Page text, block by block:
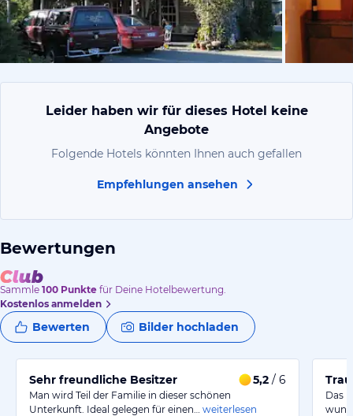
Leider haben wir für dieses Hotel keine
Angebote
Folgende Hotels könnten Ihnen auch gefallen
Empfehlungen ansehen
Bewertungen
Sammle 100 Punkte für Deine Hotelbewertung.
Kostenlos anmelden
Bewerten Bilder hochladen
Sehr freundliche Besitzer 5,2 / 6
Man wird Teil der Familie in dieser schönen
Unterkunft. Ideal gelegen für einen…
weiterlesen
Das